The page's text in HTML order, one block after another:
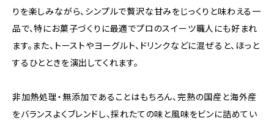
りを楽しみながら、シンプルで贅沢な甘みをじっくりと味わえる一
品で、特にお菓子づくりに最適でプロのスイーツ職人にも好まれ
ます。また、トーストやヨーグルト、ドリンクなどに混ぜると、ほっと
するひとときを演出してくれます。
非加熱処理・無添加であることはもちろん、完熟の国産と海外産
をバランスよくブレンドし、採れたての味と風味をビンに詰めてい